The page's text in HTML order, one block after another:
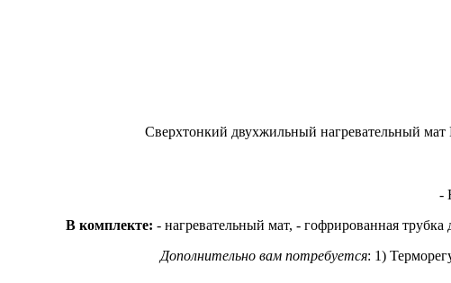
Сверхтонкий двухжильный нагревательный мат
-
В комплекте: - нагревательный мат, - гофрированная
Дополнительно вам потребуется: 1)